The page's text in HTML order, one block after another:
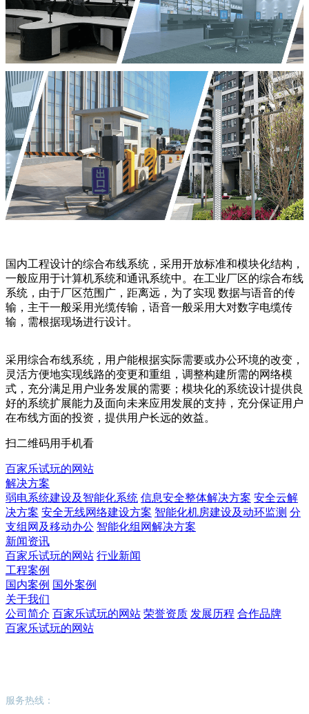
国内工程设计的综合布线系统，采用开放标准和模块化结构，
一般应用于计算机系统和通讯系统中。在工业厂区的综合布线
系统，由于厂区范围广，距离远，为了实现 数据与语音的传
输，主干一般采用光缆传输，语音一般采用大对数字电缆传
输，需根据现场进行设计。
采用综合布线系统，用户能根据实际需要或办公环境的改变，
灵活方便地实现线路的变更和重组，调整构建所需的网络模
式，充分满足用户业务发展的需要；模块化的系统设计提供良
好的系统扩展能力及面向未来应用发展的支持，充分保证用户
在布线方面的投资，提供用户长远的效益。
扫二维码用手机看
百家乐试玩的网站
解决方案
弱电系统建设及智能化系统 信息安全整体解决方案 安全云解
决方案 安全无线网络建设方案 智能化机房建设及动环监测 分
支组网及移动办公 智能化组网解决方案
新闻资讯
百家乐试玩的网站 行业新闻
工程案例
国内案例 国外案例
关于我们
公司简介 百家乐试玩的网站 荣誉资质 发展历程 合作品牌
百家乐试玩的网站
服务热线：